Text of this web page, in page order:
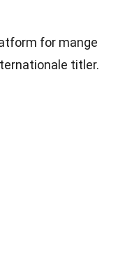
for mange
titler.